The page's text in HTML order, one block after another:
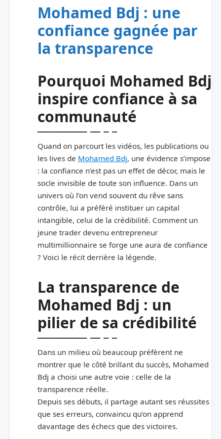
Mohamed Bdj : une
confiance gagnée par
la transparence
Pourquoi Mohamed Bdj
inspire confiance à sa
communauté
Quand on parcourt les vidéos, les publications ou
les lives de Mohamed Bdj, une évidence s’impose
: la confiance n’est pas un effet de décor, mais le
socle invisible de toute son influence. Dans un
univers où l’on vend souvent du rêve sans
contrôle, lui a préféré instituer un capital
intangible, celui de la crédibilité. Comment un
jeune trader devenu entrepreneur
multimillionnaire se forge une aura de confiance
? Voici le récit derrière la légende.
La transparence de
Mohamed Bdj : un
pilier de sa crédibilité
Dans un milieu où beaucoup préfèrent ne
montrer que le côté brillant du succès, Mohamed
Bdj a choisi une autre voie : celle de la
transparence réelle.
Depuis ses débuts, il partage autant ses réussites
que ses erreurs, convaincu qu’on apprend
davantage des échecs que des victoires.